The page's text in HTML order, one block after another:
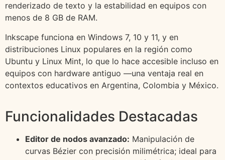
renderizado de texto y la estabilidad en equipos con
menos de 8 GB de RAM.
Inkscape funciona en Windows 7, 10 y 11, y en
distribuciones Linux populares en la región como
Ubuntu y Linux Mint, lo que lo hace accesible incluso en
equipos con hardware antiguo —una ventaja real en
contextos educativos en Argentina, Colombia y México.
Funcionalidades Destacadas
Editor de nodos avanzado: Manipulación de
curvas Bézier con precisión milimétrica; ideal para